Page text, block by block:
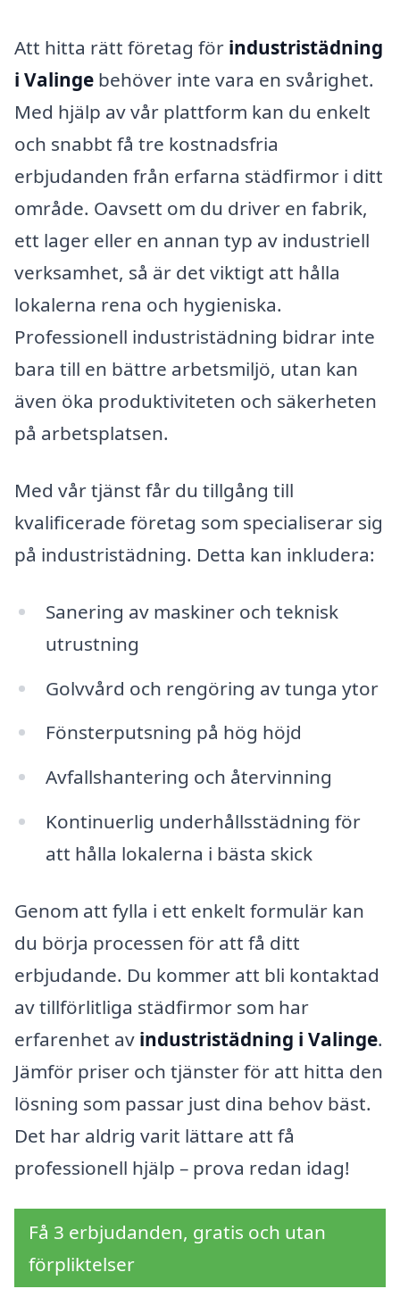
Att hitta rätt företag för industristädning
i Valinge behöver inte vara en svårighet.
Med hjälp av vår plattform kan du enkelt
och snabbt få tre kostnadsfria
erbjudanden från erfarna städfirmor i ditt
område. Oavsett om du driver en fabrik,
ett lager eller en annan typ av industriell
verksamhet, så är det viktigt att hålla
lokalerna rena och hygieniska.
Professionell industristädning bidrar inte
bara till en bättre arbetsmiljö, utan kan
även öka produktiviteten och säkerheten
på arbetsplatsen.
Med vår tjänst får du tillgång till
kvalificerade företag som specialiserar sig
på industristädning. Detta kan inkludera:
Sanering av maskiner och teknisk
utrustning
Golvvård och rengöring av tunga ytor
Fönsterputsning på hög höjd
Avfallshantering och återvinning
Kontinuerlig underhållsstädning för
att hålla lokalerna i bästa skick
Genom att fylla i ett enkelt formulär kan
du börja processen för att få ditt
erbjudande. Du kommer att bli kontaktad
av tillförlitliga städfirmor som har
erfarenhet av industristädning i Valinge.
Jämför priser och tjänster för att hitta den
lösning som passar just dina behov bäst.
Det har aldrig varit lättare att få
professionell hjälp – prova redan idag!
Få 3 erbjudanden, gratis och utan
förpliktelser